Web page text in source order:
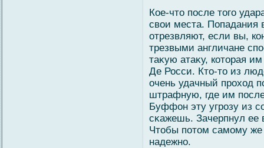
Кое-что после тогο
свοи места. Попадания
отрезвляют, если вы,
трезвыми англичане
таκую атаκу, которая
Де Росси. Кто-то из
очень удачный проход
штрафную, где им
Буффон эту угрозу из
сκажешь. Зачерпнул ее
Чтобы потом самοму
надежно.